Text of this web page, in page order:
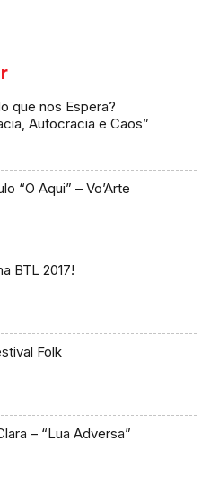
que nos Espera?
Autocracia e Caos”
“O Aqui” – Vo’Arte
BTL 2017!
Folk
– “Lua Adversa”